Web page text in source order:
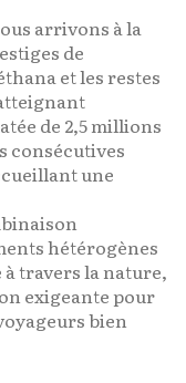
arrivons à la
de
et les restes
de 2,5 millions
consécutives
une
hétérogènes
travers la nature,
exigeante pour
bien